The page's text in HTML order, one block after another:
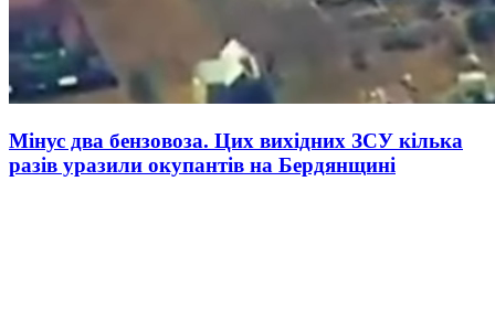
Мінус два бензовоза. Цих вихідних ЗСУ кілька
разів уразили окупантів на Бердянщині